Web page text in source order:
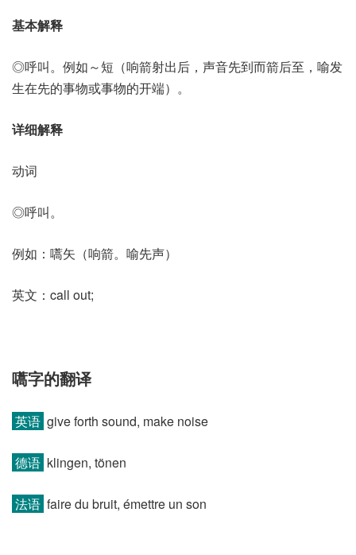
基本解释
◎呼叫。例如～短（响箭射出后，声音先到而箭后至，喻发
生在先的事物或事物的开端）。
详细解释
动词
◎呼叫。
例如：嚆矢（响箭。喻先声）
英文：call out;
嚆字的翻译
英语 give forth sound, make noise
德语 klingen, tönen
法语 faire du bruit, émettre un son